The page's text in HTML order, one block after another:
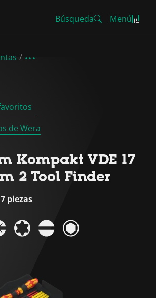
Búsqueda Menú
de Wera
Kompakt VDE 17
2 Tool Finder
piezas